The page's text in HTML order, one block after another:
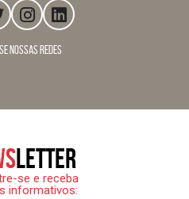
nossas redes
letter
se e receba
informativos: